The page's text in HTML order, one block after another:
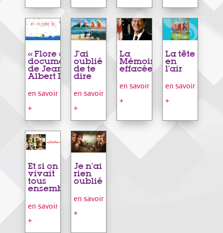
« Flore », film
documentaire
de Jean-
Albert Lièvre
en savoir
+
J’ai
oublié
de te
dire
en savoir
+
La
Mémoire
effacée
en savoir
+
La tête
en
l’air
en savoir
+
Et si on
vivait
tous
ensemble
en savoir
+
Je n’ai
rien
oublié
en savoir
+